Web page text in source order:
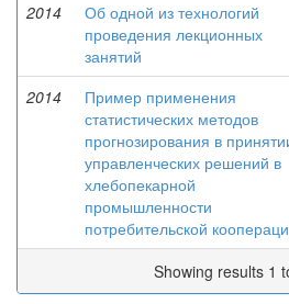
2014
Об одной из технологий
проведения лекционных
занятий
2014
Пример применения
статистических методов
прогнозирования в
управленческих решений в
хлебопекарной
промышленности
потребительской
Showing results 1